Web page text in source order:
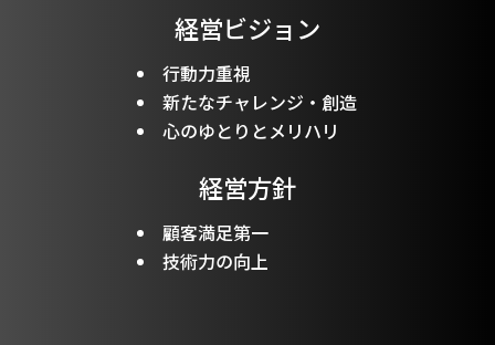
経営ビジョン
行動力重視
新たなチャレンジ・創造
心のゆとりとメリハリ
経営方針
顧客満足第一
技術力の向上